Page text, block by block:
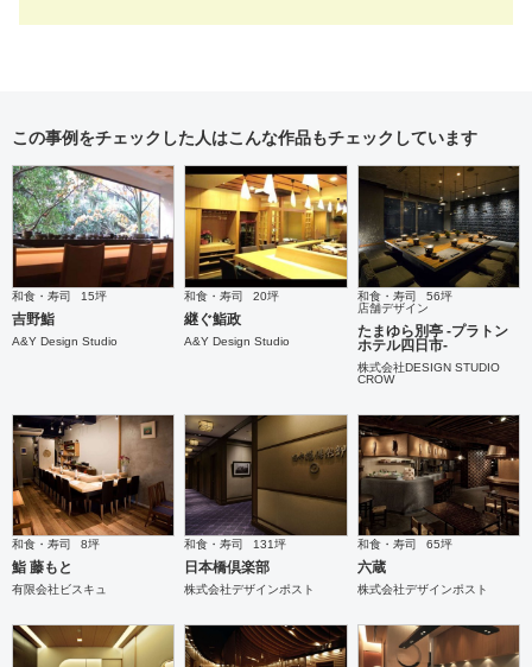
この事例をチェックした人はこんな作品もチェックしています
和食・寿司 15坪
吉野鮨
A&Y Design Studio
和食・寿司 20坪
継ぐ鮨政
A&Y Design Studio
和食・寿司
56坪
店舗デザイン
たまゆら別亭 -プラトン
ホテル四日市-
株式会社DESIGN STUDIO
CROW
和食・寿司 8坪
鮨 藤もと
有限会社ビスキュ
和食・寿司 131坪
日本橋倶楽部
株式会社デザインポスト
和食・寿司 65坪
六蔵
株式会社デザインポスト